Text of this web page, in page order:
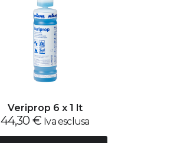
Veriprop 6 x 1 lt
44,30 € Iva esclusa